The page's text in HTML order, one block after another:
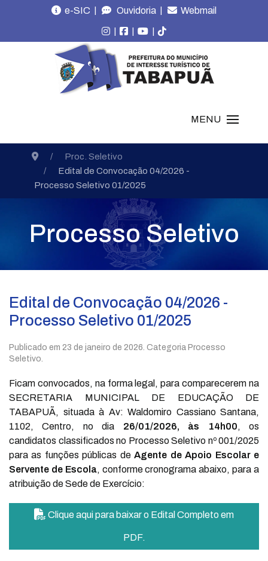
e-SIC | Ouvidoria | Webmail
| | |
MENU
Proc. Seletivo
Edital de Convocação 04/2026 -
Processo Seletivo 01/2025
Processo Seletivo
Edital de Convocação 04/2026 -
Processo Seletivo 01/2025
Publicado em 23 de janeiro de 2026 . Categoria Processo
Seletivo.
Ficam convocados, na forma legal, para comparecerem na
SECRETARIA MUNICIPAL DE EDUCAÇÃO DE
TABAPUÃ, situada à Av: Waldomiro Cassiano Santana,
1102, Centro, no dia 26/01/2026, às 14h00, os
candidatos classificados no Processo Seletivo nº 001/2025
para as funções públicas deAgente de Apoio Escolar e
Servente de Escola, conforme cronograma abaixo, para a
atribuição de Sede de Exercício:
Clique aqui para baixar o Edital Completo em
PDF.